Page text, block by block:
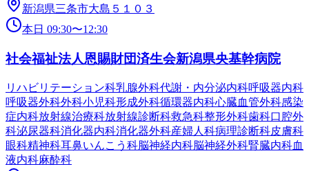
新潟県三条市大島５１０３
本日 09:30〜12:30
社会福祉法人恩賜財団済生会新潟県央基幹病院
リハビリテーション科乳腺外科代謝・内分泌内科呼吸器内科
呼吸器外科外科小児科形成外科循環器内科心臓血管外科感染
症内科放射線治療科放射線診断科救急科整形外科歯科口腔外
科泌尿器科消化器内科消化器外科産婦人科病理診断科皮膚科
眼科精神科耳鼻いんこう科脳神経内科脳神経外科腎臓内科血
液内科麻酔科